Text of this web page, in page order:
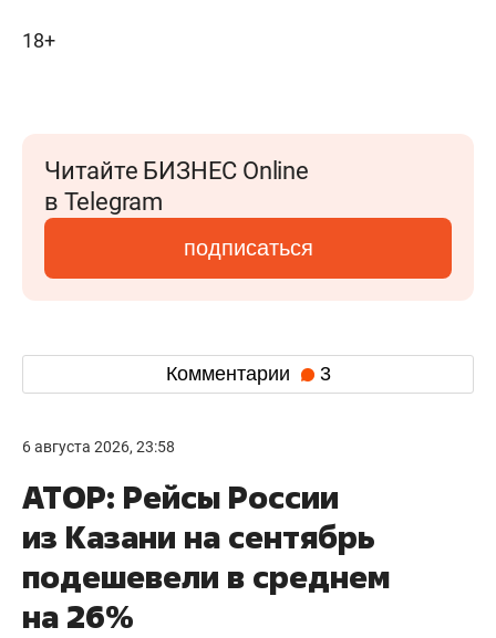
18+
Читайте БИЗНЕС Online
в Telegram
подписаться
Комментарии 3
6 августа 2026, 23:58
АТОР: Рейсы России
из Казани на сентябрь
подешевели в среднем
на 26%